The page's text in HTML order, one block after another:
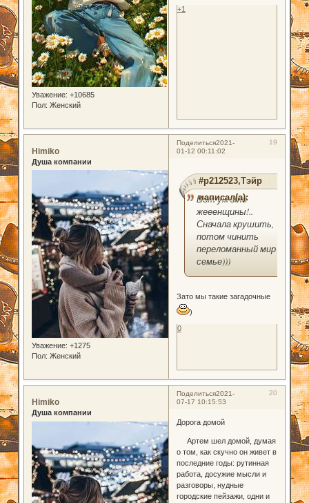
Уважение: +10685
Пол: Женский
+1
Поделиться 19
2021-
01-12 00:11:02
Himiko
Душа компании
Уважение: +1275
Пол: Женский
#p212523,Тэйр
написал(а):
Вот уж эти
жееенщины!..
Сначала крушить,
потом чинить
переломанный мир в
семье)))
Зато мы такие загадочные
)
0
Поделиться 20
2021-
07-17 10:15:53
Himiko
Душа компании
Дорога домой
Артем шел домой, думая
о том, как скучно он живет в
последние годы: рутинная
работа, досужие мысли и
разговоры, нудные
городские пейзажи, одни и